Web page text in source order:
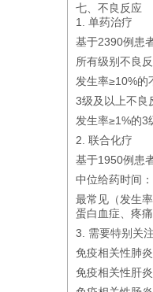
七、不良反应
1. 单药治疗
基于2390例患
所有级别不良
发生率≥10%的
3级及以上不良
发生率≥1%的3
2. 联合化疗
基于1950例患
中位给药时间
最常见（发生
蛋白血症、疼
3. 需要特别关
免疫相关性肺炎
免疫相关性肝炎